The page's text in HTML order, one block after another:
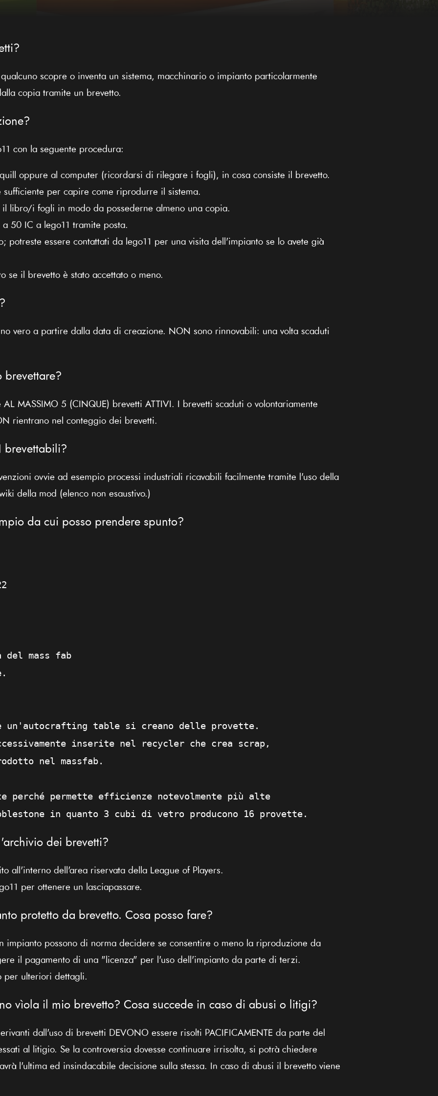
scopre o inventa un sistema, macchinario o impianto particolarmente
copia tramite un brevetto.
con la seguente procedura:
oppure al computer (ricordarsi di rilegare i fogli), in cosa consiste il brevetto.
sufficiente per capire come riprodurre il sistema.
libro/i fogli in modo da possederne almeno una copia.
50 IC a lego11 tramite posta.
potreste essere contattati da lego11 per una visita dell'impianto se lo avete già
se il brevetto è stato accettato o meno.
vero a partire dalla data di creazione. NON sono rinnovabili: una volta scaduti
brevettare?
MASSIMO 5 (CINQUE) brevetti ATTIVI. I brevetti scaduti o volontariamente
rientrano nel conteggio dei brevetti.
brevettabili?
ovvie ad esempio processi industriali ricavabili facilmente tramite l'uso della
della mod (elenco non esaustivo.)
da cui posso prendere spunto?
del mass fab
un'autocrafting table si creano delle provette.
inserite nel recycler che crea scrap,
nel massfab.
perché permette efficienze notevolmente più alte
in quanto 3 cubi di vetro producono 16 provette.
dei brevetti?
all'interno dell'area riservata della League of Players.
per ottenere un lasciapassare.
protetto da brevetto. Cosa posso fare?
impianto possono di norma decidere se consentire o meno la riproduzione da
il pagamento di una "licenza" per l'uso dell'impianto da parte di terzi.
per ulteriori dettagli.
vìola il mio brevetto? Cosa succede in caso di abusi o litigi?
dall'uso di brevetti DEVONO essere risolti PACIFICAMENTE da parte del
al litigio. Se la controversia dovesse continuare irrisolta, si potrà chiedere
l'ultima ed insindacabile decisione sulla stessa. In caso di abusi il brevetto viene